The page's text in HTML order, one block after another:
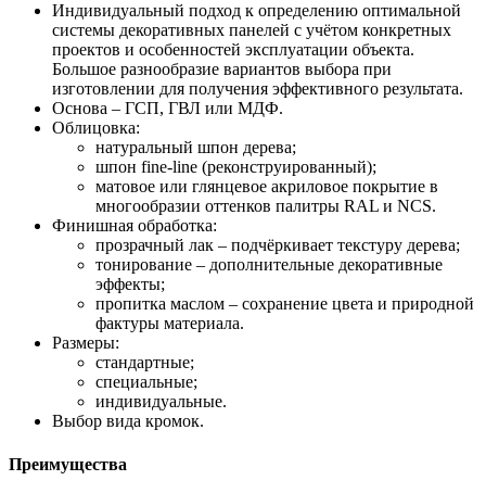
Индивидуальный подход к определению оптимальной
системы декоративных панелей с учётом конкретных
проектов и особенностей эксплуатации объекта.
Большое разнообразие вариантов выбора при
изготовлении для получения эффективного результата.
Основа – ГСП, ГВЛ или МДФ.
Облицовка:
натуральный шпон дерева;
шпон fine-line (реконструированный);
матовое или глянцевое акриловое покрытие в
многообразии оттенков палитры RAL и NCS.
Финишная обработка:
прозрачный лак – подчёркивает текстуру дерева;
тонирование – дополнительные декоративные
эффекты;
пропитка маслом – сохранение цвета и природной
фактуры материала.
Размеры:
стандартные;
специальные;
индивидуальные.
Выбор вида кромок.
Преимущества